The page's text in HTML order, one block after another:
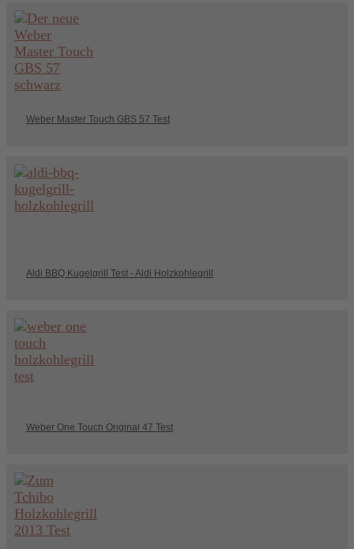
Weber Master Touch GBS 57 Test
Aldi BBQ Kugelgrill Test - Aldi Holzkohlegrill
Weber One Touch Original 47 Test